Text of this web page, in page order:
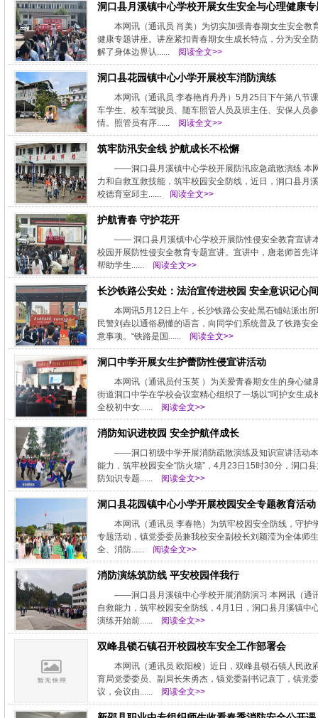
洞口县月溪镇中心学校开展女生安全与心理健康专
本网讯（通讯员 肖美）为切实加强青春期女生安全
健康专题讲座。讲座紧扣青春期女生成长特点，分为安全
解了身体边界认......
阅读全文>>
洞口县花园镇中心小学开展校车消防演练
本网讯（通讯员 李春艳肖丹丹）5月25日下午第八节
车学生、校车驾驶员、随车照管人员及班主任、安保人员
情。照管员有序......
阅读全文>>
筑牢防汛安全线 护航成长不松懈
——洞口县月溪镇中心学校开展防汛应急疏散演练 本
力和自救互救技能，筑牢校园安全防线，近日，洞口县月
校德育室邱主......
阅读全文>>
护航青春 守护花开
—— 洞口县月溪镇中心学校开展防性侵安全教育宣讲
校园开展防性侵安全教育专题宣讲。宣讲中，唐老师首先
帮助学生......
阅读全文>>
长沙铁路公安处：法治宣传进校园 安全意识记心间
本网讯5月12日上午，长沙铁路公安处黑石铺站派出
民警刘垚以通俗易懂的语言，向同学们系统普及了铁路安
意事项。“铁路是国......
阅读全文>>
洞口中学开展女生护蕾防性侵宣讲活动
本网讯（通讯员付玉英 ）为关爱青春期女生的身心
街道洞口中学在学校会议室精心组织了一场以“呵护女生
全校初中女......
阅读全文>>
消防知识进校园 安全护航伴成长
——洞口初级中学开展消防疏散演练及知识宣讲活动
能力，筑牢校园安全“防火墙”，4月23日15时30分，洞口
防知识专题......
阅读全文>>
洞口县花园镇中心小学开展校园安全专题教育活动
本网讯（通讯员 李春艳）为筑牢校园安全防线，守
专题活动，镇党委委员兼我校安全副校长刘颖滢为全体师
全、消防......
阅读全文>>
消防演练筑防线 平安校园伴我行
——洞口县月溪镇中心学校开展消防演习 本网讯（通
自救能力，筑牢校园安全防线，4月1日，洞口县月溪镇
演练开始前......
阅读全文>>
双峰县锁石镇召开校园校车安全工作部署会
本网讯（通讯员 欧阳梭）近日，双峰县锁石镇人民
育局党委委员、副局长朱勇杰，镇党委副书记袁丁，镇党
议，会议由......
阅读全文>>